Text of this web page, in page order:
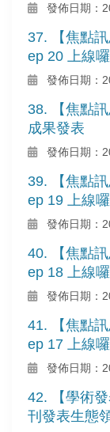
發佈日期：
37. 【焦點
ep 20 上線囉
發佈日期：
38. 【焦點
成果發表
發佈日期：
39. 【焦點
ep 19 上線囉
發佈日期：
40. 【焦點
ep 18 上線囉
發佈日期：
41. 【焦點
ep 17 上線囉
發佈日期：
42. 【學術
刊發表生態